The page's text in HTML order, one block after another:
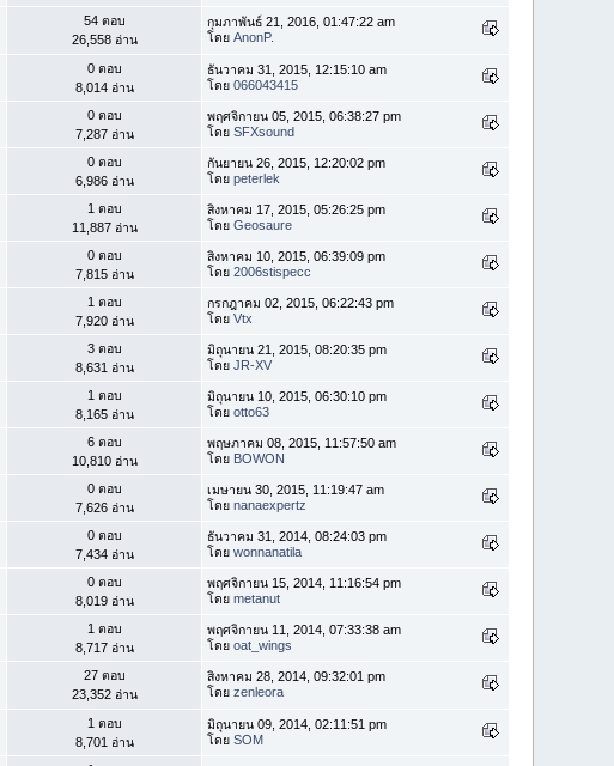
54 ตอบ
26,558 อ่าน
กุมภาพันธ์ 21, 2016, 01:47:22 am
โดยAnonP.
0 ตอบ
8,014 อ่าน
ธันวาคม 31, 2015, 12:15:10 am
โดย066043415
0 ตอบ
7,287 อ่าน
พฤศจิกายน 05, 2015, 06:38:27 pm
โดยSFXsound
0 ตอบ
6,986 อ่าน
กันยายน 26, 2015, 12:20:02 pm
โดยpeterlek
1 ตอบ
11,887 อ่าน
สิงหาคม 17, 2015, 05:26:25 pm
โดยGeosaure
0 ตอบ
7,815 อ่าน
สิงหาคม 10, 2015, 06:39:09 pm
โดย2006stispecc
1 ตอบ
7,920 อ่าน
กรกฎาคม 02, 2015, 06:22:43 pm
โดยVtx
3 ตอบ
8,631 อ่าน
มิถุนายน 21, 2015, 08:20:35 pm
โดยJR-XV
1 ตอบ
8,165 อ่าน
มิถุนายน 10, 2015, 06:30:10 pm
โดยotto63
6 ตอบ
10,810 อ่าน
พฤษภาคม 08, 2015, 11:57:50 am
โดย BOWON
0 ตอบ
7,626 อ่าน
เมษายน 30, 2015, 11:19:47 am
โดยnanaexpertz
0 ตอบ
7,434 อ่าน
ธันวาคม 31, 2014, 08:24:03 pm
โดยwonnanatila
0 ตอบ
8,019 อ่าน
พฤศจิกายน 15, 2014, 11:16:54 pm
โดยmetanut
1 ตอบ
8,717 อ่าน
พฤศจิกายน 11, 2014, 07:33:38 am
โดยoat_wings
27 ตอบ
23,352 อ่าน
สิงหาคม 28, 2014, 09:32:01 pm
โดยzenleora
1 ตอบ
8,701 อ่าน
มิถุนายน 09, 2014, 02:11:51 pm
โดยSOM